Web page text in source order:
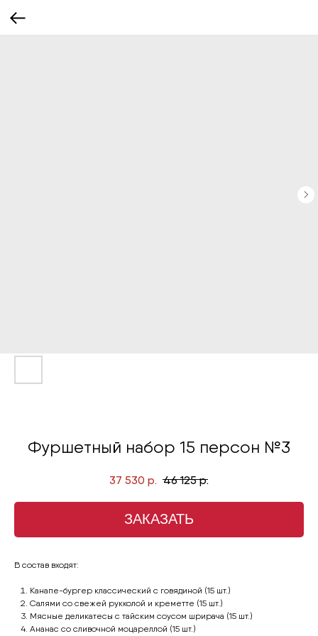
Фуршетный набор 15 персон №3
37 530 р. 46 125 р.
ЗАКАЗАТЬ
В состав входят:
Канапе-бургер классический с говядиной (15 шт.)
Салями со свежей рукколой и креметте (15 шт.)
Мясные деликатесы с тайским соусом шрирача (15 шт.)
Ананас со сливочной моцареллой (15 шт.)